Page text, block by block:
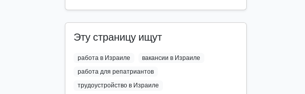
Эту страницу ищут
работа в Израиле
вакансии в Израиле
работа для репатриантов
трудоустройство в Израиле